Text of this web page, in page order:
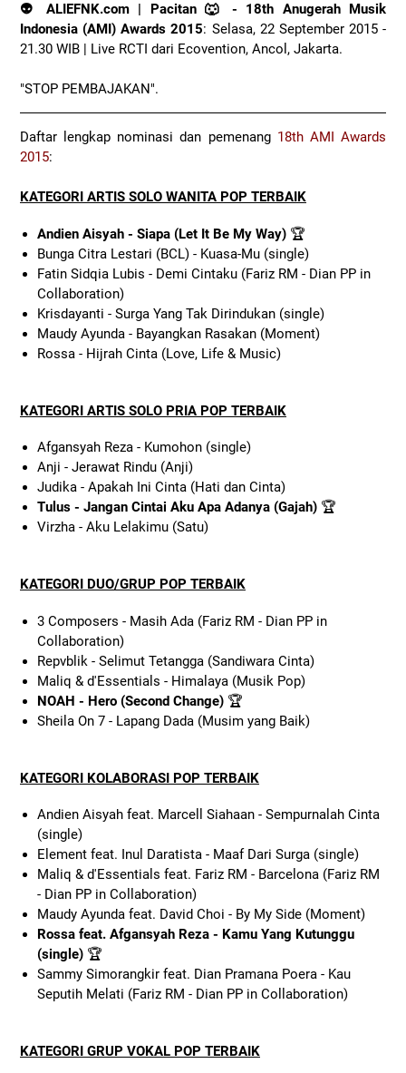
👽 ALIEFNK.com | Pacitan 🐺 -
18th Anugerah Musik
Indonesia (AMI) Awards 2015: Selasa, 22 September 2015 -
21.30 WIB | Live RCTI dari Ecovention, Ancol, Jakarta.
"STOP PEMBAJAKAN".
Daftar lengkap nominasi dan pemenang 18th AMI Awards
2015:
KATEGORI ARTIS SOLO WANITA POP TERBAIK
Andien Aisyah - Siapa (Let It Be My Way)🏆
Bunga Citra Lestari (BCL) - Kuasa-Mu (single)
Fatin Sidqia Lubis - Demi Cintaku (Fariz RM - Dian PP in
Collaboration)
Krisdayanti - Surga Yang Tak Dirindukan (single)
Maudy Ayunda - Bayangkan Rasakan (Moment)
Rossa - Hijrah Cinta (Love, Life & Music)
KATEGORI ARTIS SOLO PRIA POP TERBAIK
Afgansyah Reza - Kumohon (single)
Anji - Jerawat Rindu (Anji)
Judika - Apakah Ini Cinta (Hati dan Cinta)
Tulus - Jangan Cintai Aku Apa Adanya (Gajah)🏆
Virzha - Aku Lelakimu (Satu)
KATEGORI DUO/GRUP POP TERBAIK
3 Composers - Masih Ada (Fariz RM - Dian PP in
Collaboration)
Repvblik - Selimut Tetangga (Sandiwara Cinta)
Maliq & d'Essentials - Himalaya (Musik Pop)
NOAH - Hero (Second Change)🏆
Sheila On 7 - Lapang Dada (Musim yang Baik)
KATEGORI KOLABORASI POP TERBAIK
Andien Aisyah feat. Marcell Siahaan - Sempurnalah Cinta
(single)
Element feat. Inul Daratista - Maaf Dari Surga (single)
Maliq & d'Essentials feat. Fariz RM - Barcelona (Fariz RM
- Dian PP in Collaboration)
Maudy Ayunda feat. David Choi - By My Side (Moment)
Rossa feat. Afgansyah Reza - Kamu Yang Kutunggu
(single)🏆
Sammy Simorangkir feat. Dian Pramana Poera - Kau
Seputih Melati (Fariz RM - Dian PP in Collaboration)
KATEGORI GRUP VOKAL POP TERBAIK